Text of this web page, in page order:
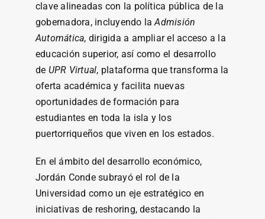
clave alineadas con la política pública de la
gobernadora, incluyendo laAdmisión
Automática, dirigida a ampliar el acceso a la
educación superior, así como el desarrollo
de UPR Virtual, plataforma que transforma la
oferta académica y facilita nuevas
oportunidades de formación para
estudiantes en toda la isla y los
puertorriqueños que viven en los estados.
En el ámbito del desarrollo económico,
Jordán Conde subrayó el rol de la
Universidad como un eje estratégico en
iniciativas de reshoring, destacando la